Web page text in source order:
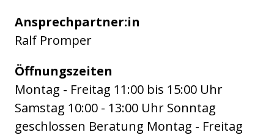
Ansprechpartner:in
Ralf Promper
Öffnungszeiten
Montag - Freitag 11:00 bis 15:00 Uhr
Samstag 10:00 - 13:00 Uhr Sonntag
geschlossen Beratung Montag - Freitag